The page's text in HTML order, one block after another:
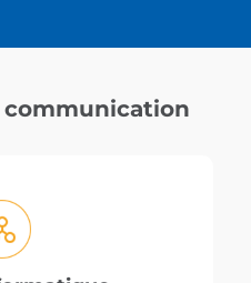
communication